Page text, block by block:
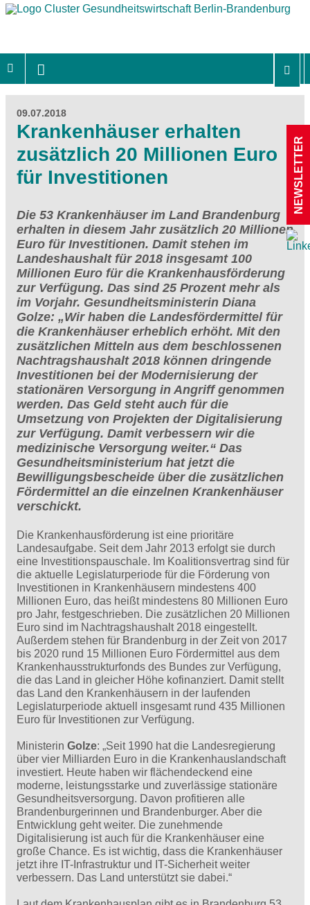
09.07.2018
Krankenhäuser erhalten
zusätzlich 20 Millionen Euro
für Investitionen
Die 53 Krankenhäuser im Land Brandenburg
erhalten in diesem Jahr zusätzlich 20 Millionen
Euro für Investitionen. Damit stehen im
Landeshaushalt für 2018 insgesamt 100
Millionen Euro für die Krankenhausförderung
zur Verfügung. Das sind 25 Prozent mehr als
im Vorjahr. Gesundheitsministerin Diana
Golze: „Wir haben die Landesfördermittel für
die Krankenhäuser erheblich erhöht. Mit den
zusätzlichen Mitteln aus dem beschlossenen
Nachtragshaushalt 2018 können dringende
Investitionen bei der Modernisierung der
stationären Versorgung in Angriff genommen
werden. Das Geld steht auch für die
Umsetzung von Projekten der Digitalisierung
zur Verfügung. Damit verbessern wir die
medizinische Versorgung weiter.“ Das
Gesundheitsministerium hat jetzt die
Bewilligungsbescheide über die zusätzlichen
Fördermittel an die einzelnen Krankenhäuser
verschickt.
Die Krankenhausförderung ist eine prioritäre
Landesaufgabe. Seit dem Jahr 2013 erfolgt sie durch
eine Investitionspauschale. Im Koalitionsvertrag sind für
die aktuelle Legislaturperiode für die Förderung von
Investitionen in Krankenhäusern mindestens 400
Millionen Euro, das heißt mindestens 80 Millionen Euro
pro Jahr, festgeschrieben. Die zusätzlichen 20 Millionen
Euro sind im Nachtragshaushalt 2018 eingestellt.
Außerdem stehen für Brandenburg in der Zeit von 2017
bis 2020 rund 15 Millionen Euro Fördermittel aus dem
Krankenhausstrukturfonds des Bundes zur Verfügung,
die das Land in gleicher Höhe kofinanziert. Damit stellt
das Land den Krankenhäusern in der laufenden
Legislaturperiode aktuell insgesamt rund 435 Millionen
Euro für Investitionen zur Verfügung.
Ministerin Golze: „Seit 1990 hat die Landesregierung
über vier Milliarden Euro in die Krankenhauslandschaft
investiert. Heute haben wir flächendeckend eine
moderne, leistungsstarke und zuverlässige stationäre
Gesundheitsversorgung. Davon profitieren alle
Brandenburgerinnen und Brandenburger. Aber die
Entwicklung geht weiter. Die zunehmende
Digitalisierung ist auch für die Krankenhäuser eine
große Chance. Es ist wichtig, dass die Krankenhäuser
jetzt ihre IT-Infrastruktur und IT-Sicherheit weiter
verbessern. Das Land unterstützt sie dabei.“
NEWSLETTER